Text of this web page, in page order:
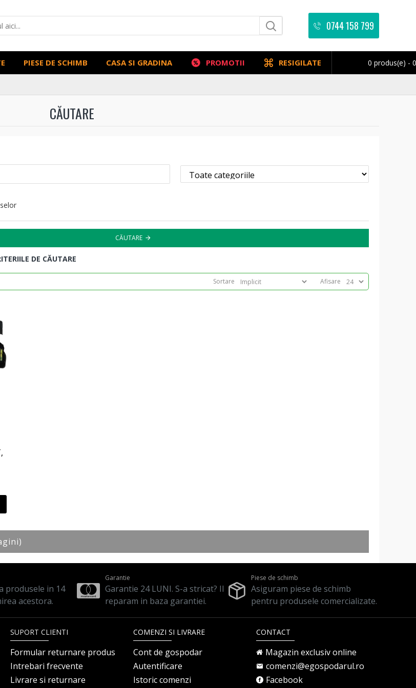
0744 158 799
PIESE DE SCHIMB CASA SI GRADINA PROMOTII RESIGILATE 0 produs(e) -
CĂUTARE
CĂUTARE
DE CĂUTARE
Sortare Afisare
produsele in 14
acestora.
Garantie
Garantie 24 LUNI. S-a stricat? Il
reparam in baza garantiei.
Piese de schimb
Asiguram piese de schimb
pentru produsele comercializate.
SUPORT CLIENTI
Formular returnare produs
Intrebari frecvente
Livrare si returnare
COMENZI SI LIVRARE
Cont de gospodar
Autentificare
Istoric comenzi
CONTACT
Magazin exclusiv online
comenzi@egospodarul.ro
Facebook